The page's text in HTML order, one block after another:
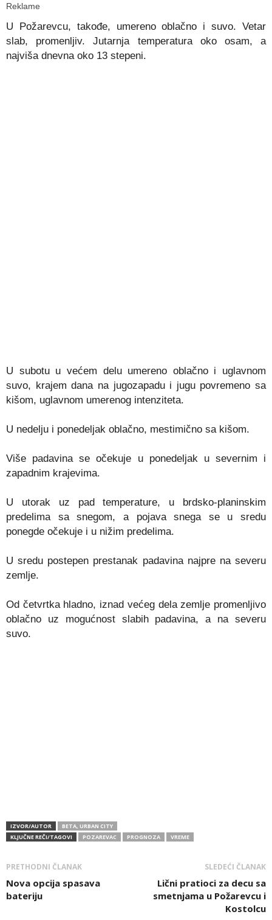
Reklame
U Požarevcu, takođe, umereno oblačno i suvo. Vetar
slab, promenljiv. Jutarnja temperatura oko osam, a
najviša dnevna oko 13 stepeni.
U subotu u većem delu umereno oblačno i uglavnom
suvo, krajem dana na jugozapadu i jugu povremeno sa
kišom, uglavnom umerenog intenziteta.
U nedelju i ponedeljak oblačno, mestimično sa kišom.
Više padavina se očekuje u ponedeljak u severnim i
zapadnim krajevima.
U utorak uz pad temperature, u brdsko-planinskim
predelima sa snegom, a pojava snega se u sredu
ponegde očekuje i u nižim predelima.
U sredu postepen prestanak padavina najpre na severu
zemlje.
Od četvrtka hladno, iznad većeg dela zemlje promenljivo
oblačno uz mogućnost slabih padavina, a na severu
suvo.
IZVOR/AUTOR
BETA, URBAN CITY
KLJUČNE REČI/TAGOVI
POZAREVAC PROGNOZA VREME
PRETHODNI ČLANAK
Nova opcija spasava
bateriju
SLEDEĆI ČLANAK
Lični pratioci za decu sa
smetnjama u Požarevcu i
Kostolcu